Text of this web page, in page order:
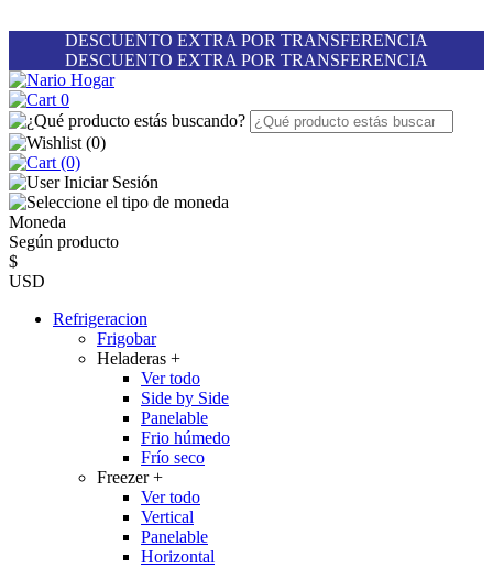
DESCUENTO EXTRA POR TRANSFERENCIA
DESCUENTO EXTRA POR TRANSFERENCIA
0
(0)
(0)
Iniciar Sesión
Moneda
Según producto
$
USD
Refrigeracion
Frigobar
Heladeras +
Ver todo
Side by Side
Panelable
Frio húmedo
Frío seco
Freezer+
Ver todo
Vertical
Panelable
Horizontal